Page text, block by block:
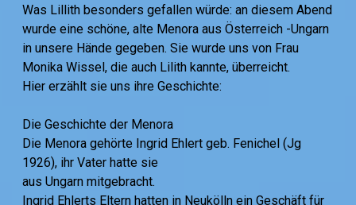
Was Lillith besonders gefallen würde: an diesem Abend
wurde eine schöne, alte Menora aus Österreich -Ungarn
in unsere Hände gegeben. Sie wurde uns von Frau
Monika Wissel, die auch Lilith kannte, überreicht.
Hier erzählt sie uns ihre Geschichte:
Die Geschichte der Menora
Die Menora gehörte Ingrid Ehlert geb. Fenichel (Jg
1926), ihr Vater hatte sie
aus Ungarn mitgebracht.
Ingrid Ehlerts Eltern hatten in Neukölln ein Geschäft für